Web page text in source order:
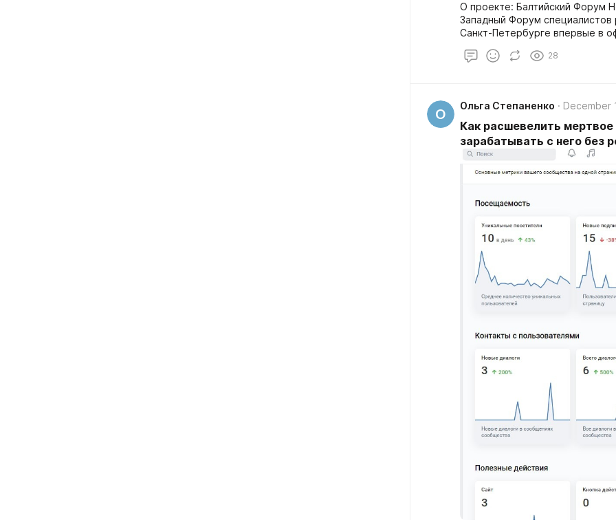
О проекте: Балтийский Форум
Западный Форум
Санкт-Петербурге впервые в оффлайн
приглашённым гостем из
на таргет ставки не делает и
дополнительная мера к общей
была запланирована на
28
О
Ольга Степаненко December
Как расшевелить
зарабатывать с него без